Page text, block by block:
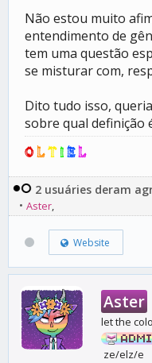
Não estou muito
entendimento de
tem uma questão
se misturar com,
Dito tudo isso,
sobre qual definição
OLTIEL
2 usuáries deram
• Aster
Website
Aster
let the
ze/elz/e